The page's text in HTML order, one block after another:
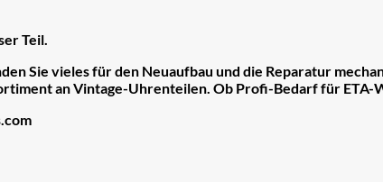
Teil.
Sie vieles für den Neuaufbau und die Reparatur
anVintage-Uhrenteilen. Ob Profi-Bedarf für ETA-